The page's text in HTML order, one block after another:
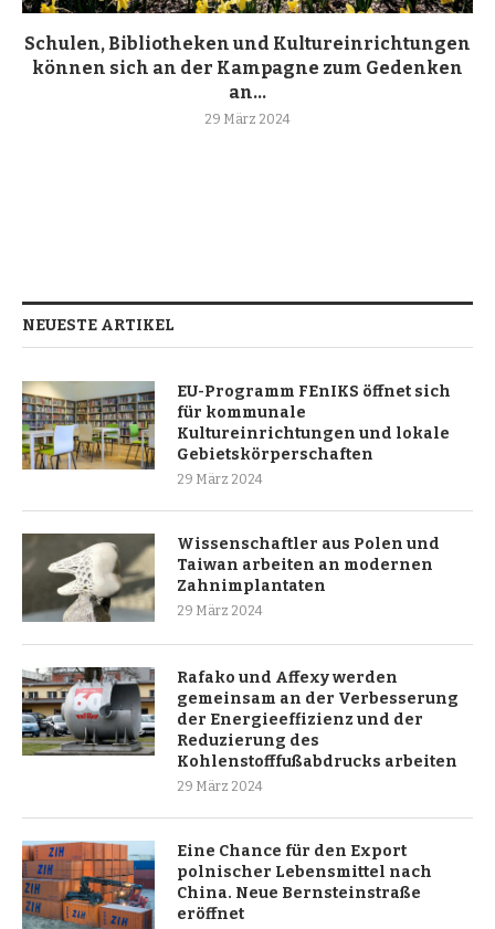
Schulen, Bibliotheken und Kultureinrichtungen
können sich an der Kampagne zum Gedenken
an...
29 März 2024
NEUESTE ARTIKEL
EU-Programm FEnIKS öffnet sich
für kommunale
Kultureinrichtungen und lokale
Gebietskörperschaften
29 März 2024
Wissenschaftler aus Polen und
Taiwan arbeiten an modernen
Zahnimplantaten
29 März 2024
Rafako und Affexy werden
gemeinsam an der Verbesserung
der Energieeffizienz und der
Reduzierung des
Kohlenstofffußabdrucks arbeiten
29 März 2024
Eine Chance für den Export
polnischer Lebensmittel nach
China. Neue Bernsteinstraße
eröffnet